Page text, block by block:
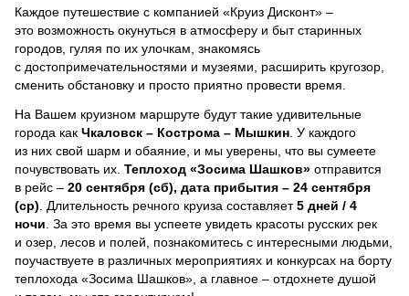
Каждое путешествие с компанией «Круиз Дисконт» –
это возможность окунуться в атмосферу и быт старинных
городов, гуляя по их улочкам, знакомясь
с достопримечательностями и музеями, расширить кругозор,
сменить обстановку и просто приятно провести время.
На Вашем круизном маршруте будут такие удивительные
города как Чкаловск – Кострома – Мышкин . У каждого
из них свой шарм и обаяние, и мы уверены, что вы сумеете
почувствовать их. Теплоход «Зосима Шашков» отправится
в рейс – 20 сентября (сб), дата прибытия – 24 сентября
(ср) . Длительность речного круиза составляет5 дней / 4
ночи За это время вы успеете увидеть красоты русских рек
и озер, лесов и полей, познакомитесь с интересными людьми,
поучаствуете в различных мероприятиях и конкурсах на борту
теплохода «Зосима Шашков», а главное – отдохнете душой